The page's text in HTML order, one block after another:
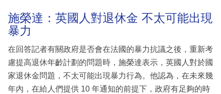
施榮達：英國人對退休金 不太可能出現
暴力
在回答記者有關政府是否會在法國的暴力抗議之後，重新考
慮提高退休年齡計劃的問題時，施榮達表示，英國人對於國
家退休金問題，不太可能出現暴力行為。他認為，在未來幾
年內，在給人們提供 10 年通知的前提下，政府有足夠的時